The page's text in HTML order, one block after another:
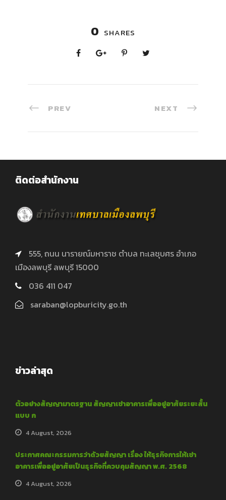
0 SHARES
PREV NEXT
ติดต่อสำนักงาน
555, ถนน นารายณ์มหาราช ตำบล ทะเลชุบศร อำเภอ
เมืองลพบุรี ลพบุรี 15000
036 411 047
saraban@lopburicity.go.th
ข่าวล่าสุด
ตัวอย่างสัญญามาตรฐาน สัญญาเช่าอาคารเพื่ออยู่อาศัยระยะสั้น
แบบ ก
4 August, 2026
ประกาศคณะกรรมการว่าด้วยสัญญา เรื่อง ให้ธุรกิจการให้เช่า
อาคารเพื่ออยู่อาศัยเป็นธุรกิจที่ควบคุมสัญญา พ.ศ. 2568
4 August, 2026